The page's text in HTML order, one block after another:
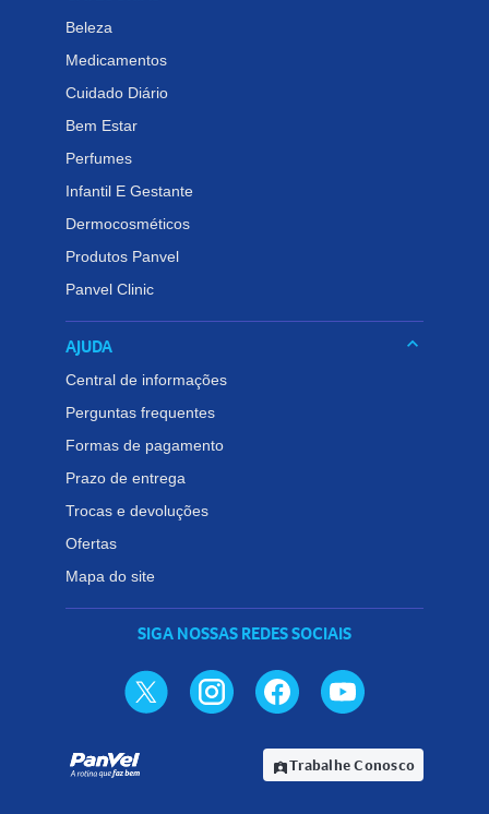
protegida, hidratada e com aspecto saudável!
Beleza
Medicamentos
Cuidado Diário
Bem Estar
Perfumes
Infantil E Gestante
Dermocosméticos
Produtos Panvel
Panvel Clinic
AJUDA keyboard_arrow_down
Central de informações
Perguntas frequentes
Formas de pagamento
Prazo de entrega
Trocas e devoluções
Ofertas
Mapa do site
SIGA NOSSAS REDES SOCIAIS
assignment_indTrabalhe Conosco